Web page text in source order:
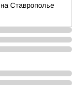
Ставрополье